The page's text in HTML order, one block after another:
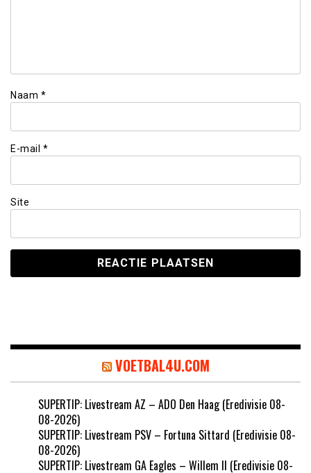
Naam *
E-mail *
Site
VOETBAL4U.COM
SUPERTIP: Livestream AZ – ADO Den Haag (Eredivisie 08-
08-2026)
SUPERTIP: Livestream PSV – Fortuna Sittard (Eredivisie 08-
08-2026)
SUPERTIP: Livestream GA Eagles – Willem II (Eredivisie 08-